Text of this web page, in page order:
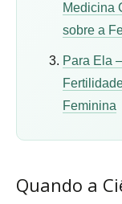
Medicina
sobre a
Para Ela
Feminina
Quando a